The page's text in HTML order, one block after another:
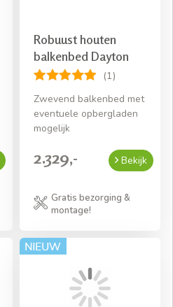
Robuust houten
balkenbed Dayton
(1)
Zwevend balkenbed met
eventuele opbergladen
mogelijk
2.329,- Bekijk
Gratis bezorging &
montage!